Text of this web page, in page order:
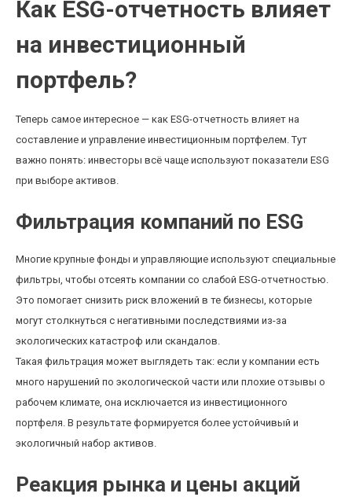
Как ESG-отчетность влияет
на инвестиционный
портфель?
Теперь самое интересное — как ESG-отчетность влияет на
составление и управление инвестиционным портфелем. Тут
важно понять: инвесторы всё чаще используют показатели ESG
при выборе активов.
Фильтрация компаний по ESG
Многие крупные фонды и управляющие используют специальные
фильтры, чтобы отсеять компании со слабой ESG-отчетностью.
Это помогает снизить риск вложений в те бизнесы, которые
могут столкнуться с негативными последствиями из-за
экологических катастроф или скандалов.
Такая фильтрация может выглядеть так: если у компании есть
много нарушений по экологической части или плохие отзывы о
рабочем климате, она исключается из инвестиционного
портфеля. В результате формируется более устойчивый и
экологичный набор активов.
Реакция рынка и цены акций